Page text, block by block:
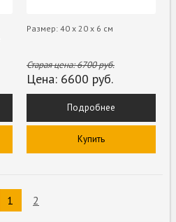
Размер: 40 х 20 х 6 см
Старая цена:6700руб.
Цена: 6600 руб.
Подробнее
Купить
1 2